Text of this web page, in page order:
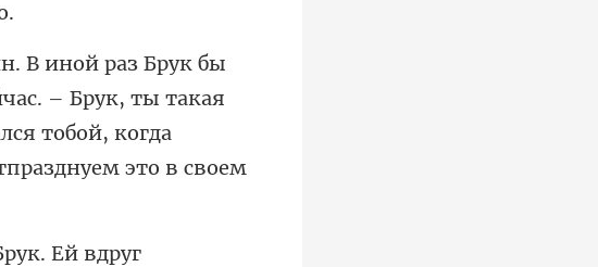
– Брук, ты такая
тобой, когда
уг